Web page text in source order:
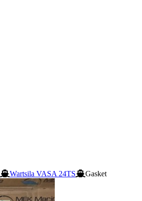
Wartsila VASA 24TS Gasket